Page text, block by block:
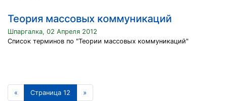
Теория массовых коммуникаций
Шпаргалка, 02 Апреля 2012
Список терминов по "Теории массовых коммуникаций"
« Страница 12 »